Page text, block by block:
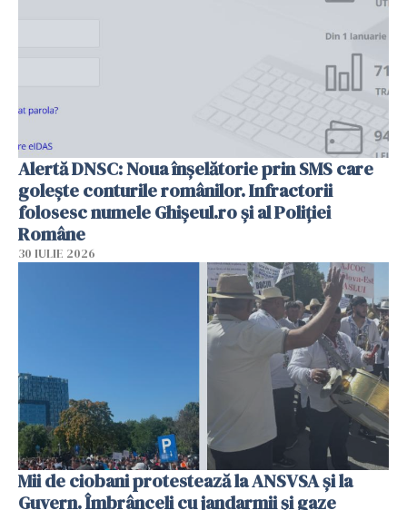
Alertă DNSC: Noua înșelătorie prin SMS care
golește conturile românilor. Infractorii
folosesc numele Ghișeul.ro și al Poliției
Române
30 IULIE 2026
Mii de ciobani protestează la ANSVSA și la
Guvern. Îmbrânceli cu jandarmii și gaze